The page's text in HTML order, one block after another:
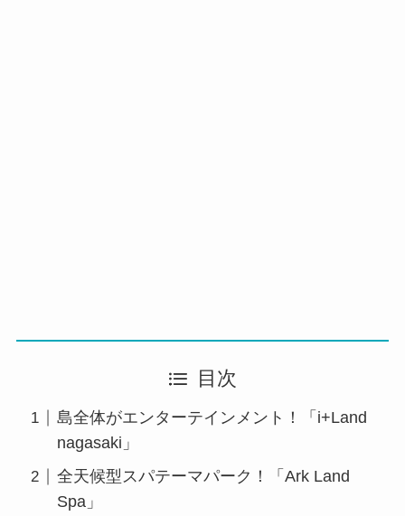
目次
島全体がエンターテインメント！「i+Land
nagasaki」
全天候型スパテーマパーク！「Ark Land
Spa」